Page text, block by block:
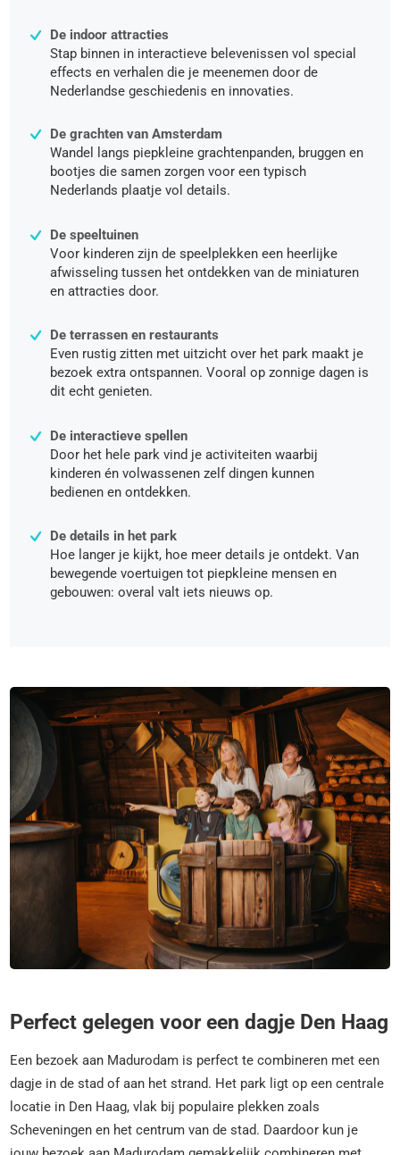
De indoor attracties
Stap binnen in interactieve belevenissen vol special
effects en verhalen die je meenemen door de
Nederlandse geschiedenis en innovaties.
De grachten van Amsterdam
Wandel langs piepkleine grachtenpanden, bruggen en
bootjes die samen zorgen voor een typisch
Nederlands plaatje vol details.
De speeltuinen
Voor kinderen zijn de speelplekken een heerlijke
afwisseling tussen het ontdekken van de miniaturen
en attracties door.
De terrassen en restaurants
Even rustig zitten met uitzicht over het park maakt je
bezoek extra ontspannen. Vooral op zonnige dagen is
dit echt genieten.
De interactieve spellen
Door het hele park vind je activiteiten waarbij
kinderen én volwassenen zelf dingen kunnen
bedienen en ontdekken.
De details in het park
Hoe langer je kijkt, hoe meer details je ontdekt. Van
bewegende voertuigen tot piepkleine mensen en
gebouwen: overal valt iets nieuws op.
Perfect gelegen voor een dagje Den Haag
Een bezoek aan Madurodam is perfect te combineren met een
dagje in de stad of aan het strand. Het park ligt op een centrale
locatie in Den Haag, vlak bij populaire plekken zoals
Scheveningen en het centrum van de stad. Daardoor kun je